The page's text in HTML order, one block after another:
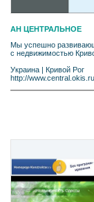
АН ЦЕНТРАЛЬНОЕ
Мы успешно
с недвижимостью
Украина | Кривой Рог
http://www.central.okis.ru